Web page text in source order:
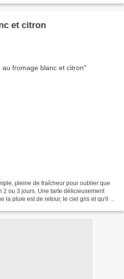
et citron
pleine de fraîcheur pour oublier que
2 ou 3 jours. Une tarte délicieusement
la pluie est de retour, le ciel gris et qu'il a